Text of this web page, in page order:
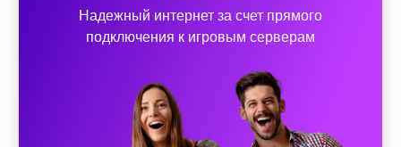
Надежный интернет за счет прямого
подключения к игровым серверам